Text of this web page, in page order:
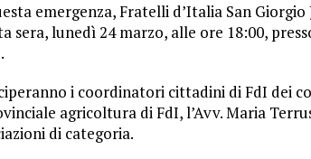
emergenza, Fratelli d’Italia San
sera, lunedì 24 marzo, alle ore 18:00,
i coordinatori cittadini di FdI dei
agricoltura di FdI, l’Avv. Maria
di categoria.